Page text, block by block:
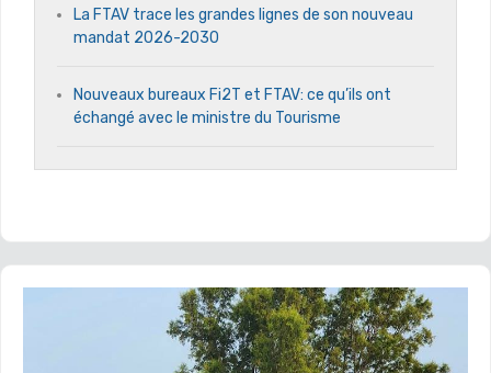
La FTAV trace les grandes lignes de son nouveau
mandat 2026-2030
Nouveaux bureaux Fi2T et FTAV: ce qu’ils ont
échangé avec le ministre du Tourisme